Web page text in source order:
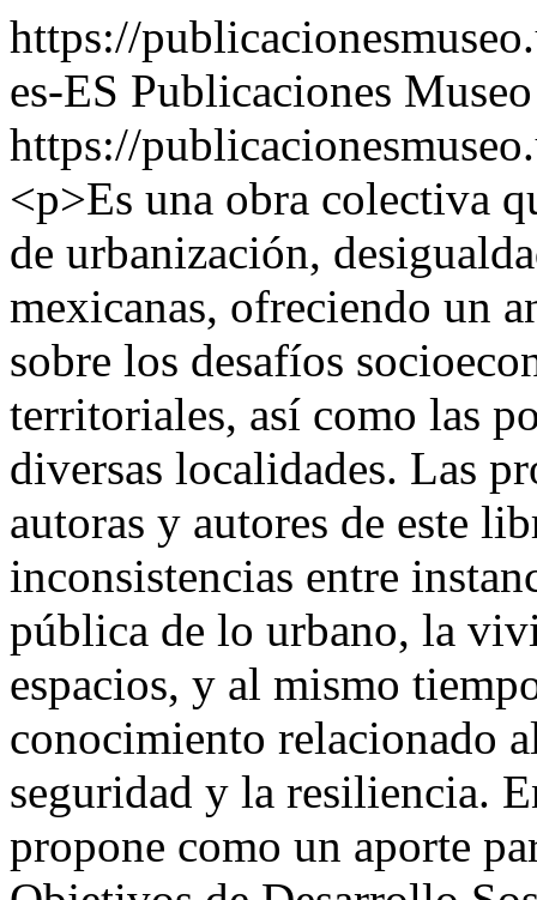
https://
es-ES Publicaciones Museo
https://
<p>Es una obra colectiva
de urbanización,
mexicanas, ofreciendo un
sobre los desafíos
territoriales, así como las
diversas localidades. Las
autoras y autores de este
inconsistencias entre
pública de lo urbano, la
espacios, y al mismo
conocimiento relacionado
seguridad y la resiliencia.
propone como un aporte